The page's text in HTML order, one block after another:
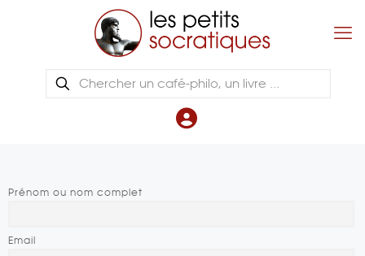
Prénom ou nom complet
Email